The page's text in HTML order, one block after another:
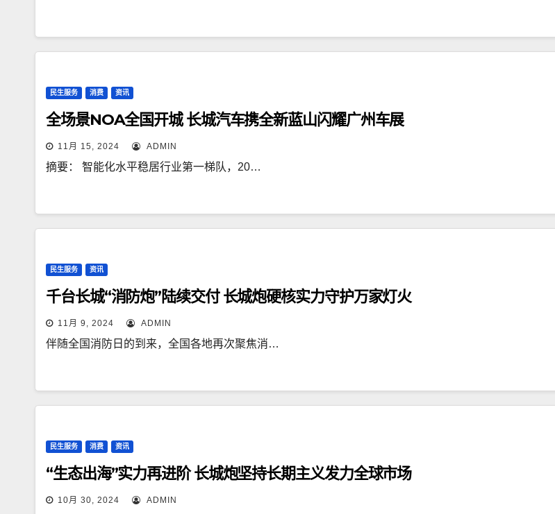
民生服务 消费 资讯
全场景NOA全国开城 长城汽车携全新蓝山闪耀广州车展
11月 15, 2024 ADMIN
摘要： 智能化水平稳居行业第一梯队，20…
民生服务 资讯
千台长城“消防炮”陆续交付 长城炮硬核实力守护万家灯火
11月 9, 2024 ADMIN
伴随全国消防日的到来，全国各地再次聚焦消…
民生服务 消费 资讯
“生态出海”实力再进阶 长城炮坚持长期主义发力全球市场
10月 30, 2024 ADMIN